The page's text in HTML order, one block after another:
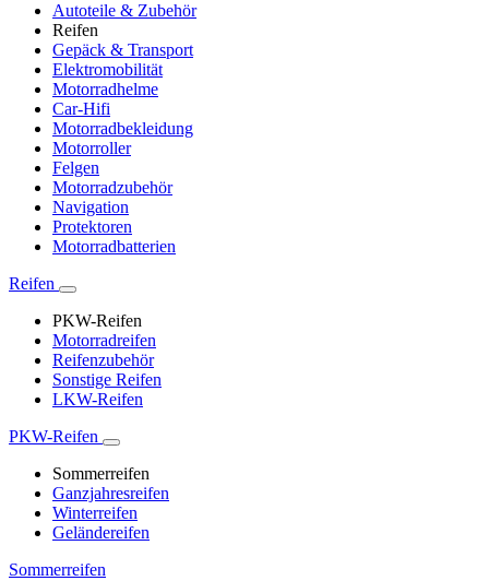
Autoteile & Zubehör
Reifen
Gepäck & Transport
Elektromobilität
Motorradhelme
Car-Hifi
Motorradbekleidung
Motorroller
Felgen
Motorradzubehör
Navigation
Protektoren
Motorradbatterien
Reifen
PKW-Reifen
Motorradreifen
Reifenzubehör
Sonstige Reifen
LKW-Reifen
PKW-Reifen
Sommerreifen
Ganzjahresreifen
Winterreifen
Geländereifen
Sommerreifen